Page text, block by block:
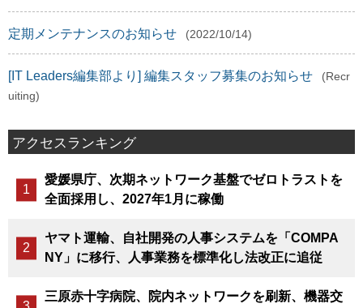
定期メンテナンスのお知らせ (2022/10/14)
[IT Leaders編集部より] 編集スタッフ募集のお知らせ
(Recr
uiting)
アクセスランキング
愛媛県庁、次期ネットワーク基盤でゼロトラストを
全面採用し、2027年1月に稼働
ヤマト運輸、自社開発の人事システムを「COMPA
NY」に移行、人事業務を標準化し法改正に追従
三原赤十字病院、院内ネットワークを刷新、機器交